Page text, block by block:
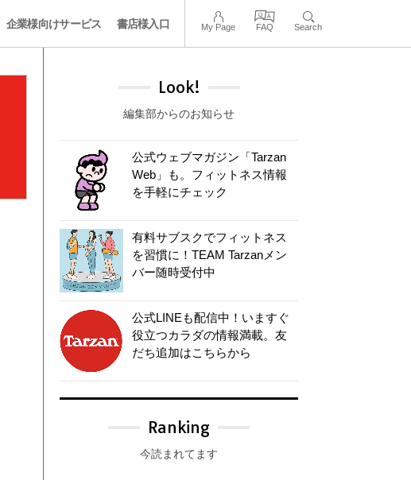
企業様向けサービス 書店様入口 My Page FAQ Search
Look!
編集部からのお知らせ
公式ウェブマガジン「Tarzan
Web」も。フィットネス情報
を手軽にチェック
有料サブスクでフィットネス
を習慣に！TEAM Tarzanメン
バー随時受付中
公式LINEも配信中！いますぐ
役立つカラダの情報満載。友
だち追加はこちらから
Ranking
今読まれてます